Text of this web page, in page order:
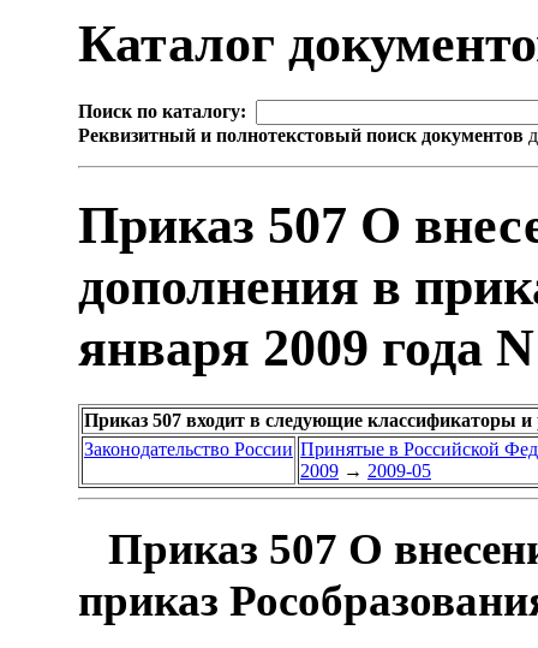
Каталог
Поиск по каталогу:
Реквизитный и полнотекстовый поиск документов
Приказ 507 О
дополнения в
января 2009 года
Приказ 507 входит в следующие классификаторы и
Законодательство России Принятые в Российской
2009 → 2009-05
Приказ 507 О
приказ